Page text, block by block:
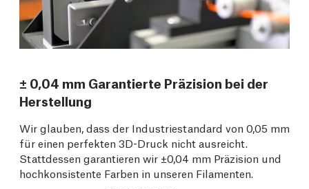
± 0,04 mm Garantierte Präzision bei der
Herstellung
Wir glauben, dass der Industriestandard von 0,05 mm
für einen perfekten 3D-Druck nicht ausreicht.
Stattdessen garantieren wir ±0,04 mm Präzision und
hochkonsistente Farben in unseren Filamenten.